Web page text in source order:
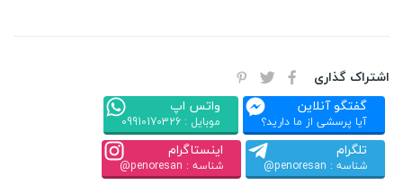
اشتراک گذاری
گفتگو آنلاین
آیا پرسشی از ما دارید؟
واتس اپ
موبایل : 09910170326
تلگرام
شناسه : penoresan@
اینستاگرام
شناسه : penoresan@